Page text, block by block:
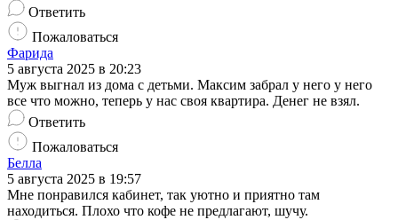
Ответить
Пожаловаться
Фарида
5 августа 2025 в 20:23
Муж выгнал из дома с детьми. Максим забрал у него у него
все что можно, теперь у нас своя квартира. Денег не взял.
Ответить
Пожаловаться
Белла
5 августа 2025 в 19:57
Мне понравился кабинет, так уютно и приятно там
находиться. Плохо что кофе не предлагают, шучу.